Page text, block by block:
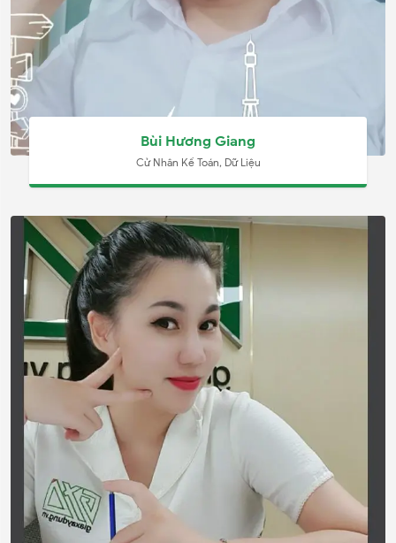
Bùi Hương Giang
Cử Nhân Kế Toán, Dữ Liệu